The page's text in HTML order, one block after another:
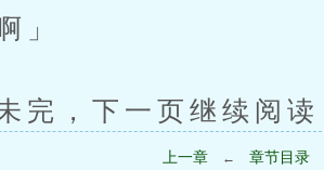
下一页继续阅读
上一章 ← 章节目录